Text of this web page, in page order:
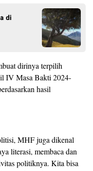
di
dirinya terpilih
IV Masa Bakti 2024-
hasil
MHF juga dikenal
literasi, membaca dan
politiknya. Kita bisa